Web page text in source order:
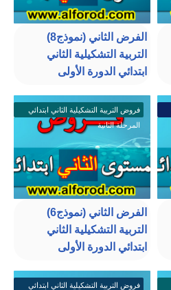
الفرض الثاني (نموذج8)
التربية التشكيلية الثاني
ابتدائي الدورة الأولى
فروض التربية التشكيلية الثاني ابتدائي
المرحلة الثانية
الفرض الثاني (نموذج6)
التربية التشكيلية الثاني
ابتدائي الدورة الأولى
فروض التربية التشكيلية الثاني ابتدائي